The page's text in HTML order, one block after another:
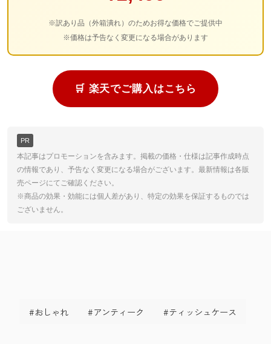
※訳あり品（外箱潰れ）のためお得な価格でご提供中
※価格は予告なく変更になる場合があります
🛒 楽天でご購入はこちら
PR
本記事はプロモーションを含みます。掲載の価格・仕様は記事作成時点
の情報であり、予告なく変更になる場合がございます。最新情報は各販
売ページにてご確認ください。
※商品の効果・効能には個人差があり、特定の効果を保証するものでは
ございません。
#おしゃれ #アンティーク #ティッシュケース